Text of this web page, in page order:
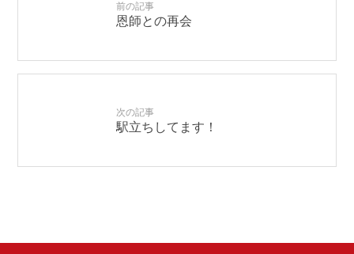
前の記事
恩師との再会
次の記事
駅立ちしてます！